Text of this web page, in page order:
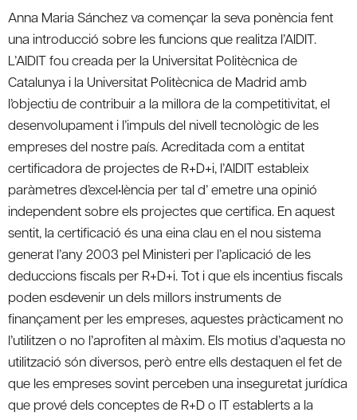
Anna Maria Sánchez va començar la seva ponència fent
una introducció sobre les funcions que realitza l’AIDIT.
L’AIDIT fou creada per la Universitat Politècnica de
Catalunya i la Universitat Politècnica de Madrid amb
l’objectiu de contribuir a la millora de la competitivitat, el
desenvolupament i l’impuls del nivell tecnològic de les
empreses del nostre país. Acreditada com a entitat
certificadora de projectes de R+D+i, l’AIDIT estableix
paràmetres d’excel•lència per tal d’ emetre una opinió
independent sobre els projectes que certifica. En aquest
sentit, la certificació és una eina clau en el nou sistema
generat l’any 2003 pel Ministeri per l’aplicació de les
deduccions fiscals per R+D+i. Tot i que els incentius fiscals
poden esdevenir un dels millors instruments de
finançament per les empreses, aquestes pràcticament no
l’utilitzen o no l’aprofiten al màxim. Els motius d’aquesta no
utilització són diversos, però entre ells destaquen el fet de
que les empreses sovint perceben una inseguretat jurídica
que prové dels conceptes de R+D o IT establerts a la